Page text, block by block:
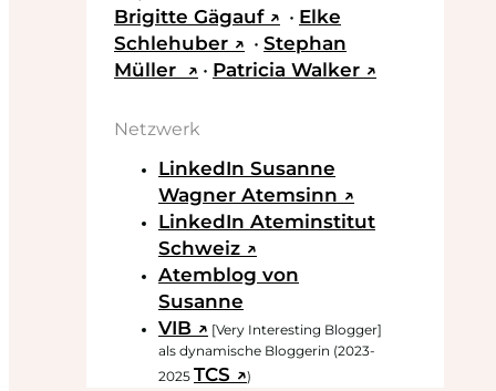
Brigitte Gägauf ↗ • Elke
Schlehuber ↗ • Stephan
Müller ↗ • Patricia Walker ↗
Netzwerk
LinkedIn Susanne
Wagner Atemsinn ↗
LinkedIn Ateminstitut
Schweiz ↗
Atemblog von
Susanne
VIB ↗ [Very Interesting Blogger]
als dynamische Bloggerin (2023-
2025 TCS ↗)